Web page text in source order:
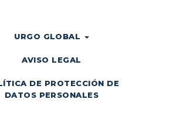
URGO GLOBAL
AVISO LEGAL
DE PROTECCIÓN DE
DATOS PERSONALES